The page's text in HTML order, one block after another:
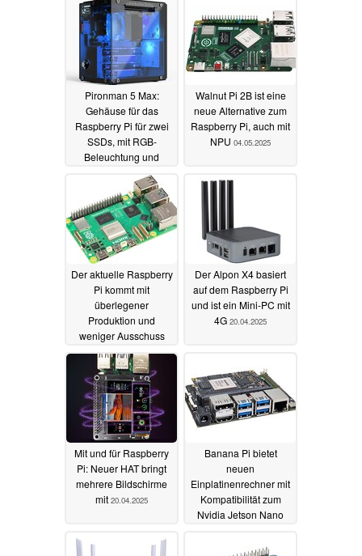
Pironman 5 Max:
Gehäuse für das
Raspberry Pi für zwei
SSDs, mit RGB-
Beleuchtung und
12.05.2025
Walnut Pi 2B ist eine
neue Alternative zum
Raspberry Pi, auch mit
NPU 04.05.2025
Der aktuelle Raspberry
Pi kommt mit
überlegener
Produktion und
weniger Ausschuss
04.05.2025
Der Alpon X4 basiert
auf dem Raspberry Pi
und ist ein Mini-PC mit
4G 20.04.2025
Mit und für Raspberry
Pi: Neuer HAT bringt
mehrere Bildschirme
mit 20.04.2025
Banana Pi bietet
neuen
Einplatinenrechner mit
Kompatibilität zum
Nvidia Jetson Nano